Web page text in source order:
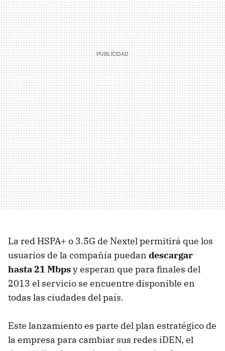
La red HSPA+ o 3.5G de Nextel permitirá que los
usuarios de la compañía puedan descargar
hasta 21 Mbpsy esperan que para finales del
2013 el servicio se encuentre disponible en
todas las ciudades del país.
Este lanzamiento es parte del plan estratégico de
la empresa para cambiar sus redes iDEN, el